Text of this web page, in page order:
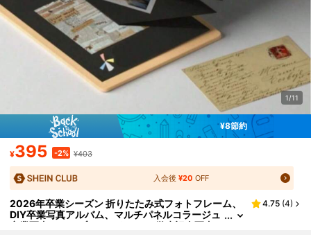
1/11
¥8節約
¥395 -2% ¥403
入会後 ¥20 OFF
2026年卒業シーズン 折りたたみ式フォトフレーム、
DIY卒業写真アルバム、マルチパネルコラージュ
卒業写真ディスプレイスタンド、学生記念写真ア
4.75 (4)